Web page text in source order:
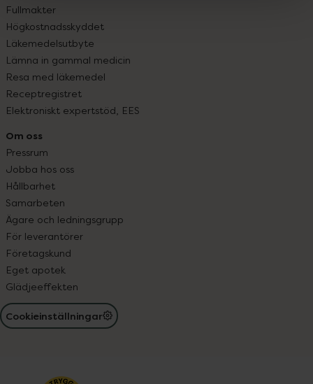
Fullmakter
Högkostnadsskyddet
Läkemedelsutbyte
Lämna in gammal medicin
Resa med läkemedel
Receptregistret
Elektroniskt expertstöd, EES
Om oss
Pressrum
Jobba hos oss
Hållbarhet
Samarbeten
Ägare och ledningsgrupp
För leverantörer
Företagskund
Eget apotek
Glädjeeffekten
Cookieinställningar